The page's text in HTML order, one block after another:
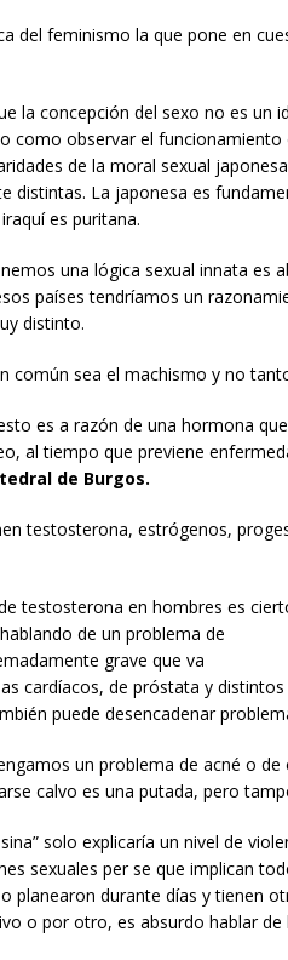
del feminismo la que pone en
la concepción del sexo no es un
como observar el
de la moral sexual
distintas. La japonesa es
es puritana.
una lógica sexual innata es
países tendríamos un
distinto.
común sea el machismo y no
es a razón de una hormona
al tiempo que previene
de Burgos.
testosterona, estrógenos,
testosterona en hombres es
de un problema de
grave que va
cardíacos, de próstata y
puede desencadenar
un problema de acné o
calvo es una putada, pero
solo explicaría un nivel de
sexuales per se que implican
planearon durante días y tienen
o por otro, es absurdo hablar de